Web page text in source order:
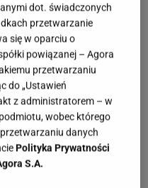
dot. świadczonych
przetwarzanie
się w oparciu o
powiązanej – Agora
przetwarzaniu
do „Ustawień
z administratorem – w
wobec którego
danych
Polityka Prywatności
S.A.